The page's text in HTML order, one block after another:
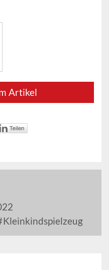
Artikel
Kleinkindspielzeug